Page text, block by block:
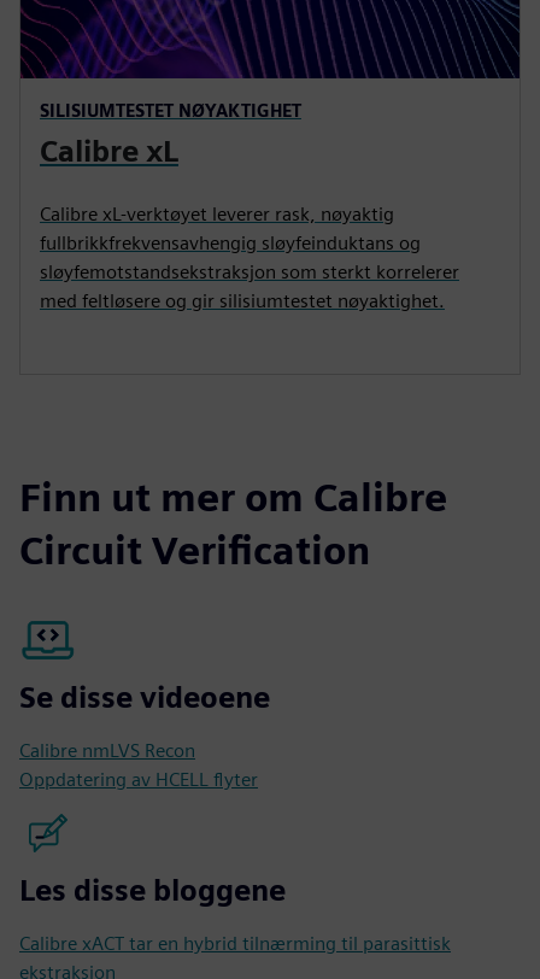
SILISIUMTESTET NØYAKTIGHET
Calibre xL
Calibre xL-verktøyet leverer rask, nøyaktig
fullbrikkfrekvensavhengig sløyfeinduktans og
sløyfemotstandsekstraksjon som sterkt korrelerer
med feltløsere og gir silisiumtestet nøyaktighet.
Finn ut mer om Calibre
Circuit Verification
Se disse videoene
Calibre nmLVS Recon
Oppdatering av HCELL flyter
Les disse bloggene
Calibre xACT tar en hybrid tilnærming til parasittisk
ekstraksjon